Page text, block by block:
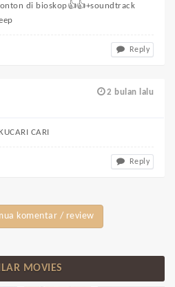
di bioskop👍👍+soundtrack
Reply
2 bulan lalu
CARI
Reply
komentar / review
MOVIES